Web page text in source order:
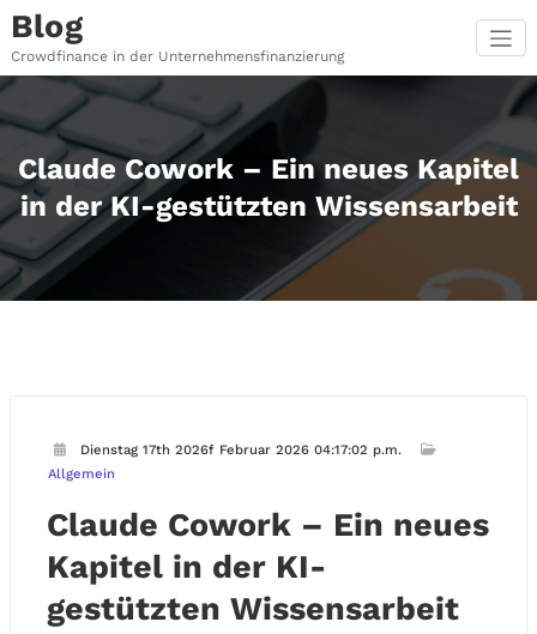
Inhalt
springen
Blog
Crowdfinance in der Unternehmensfinanzierung
Claude Cowork – Ein neues Kapitel
in der KI-gestützten Wissensarbeit
Dienstag 17th 2026f Februar 2026 04:17:02 p.m.
Allgemein
Claude Cowork – Ein neues
Kapitel in der KI-
gestützten Wissensarbeit